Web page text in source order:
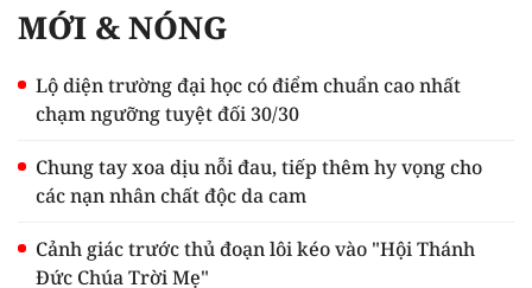
MỚI & NÓNG
Lộ diện trường đại học có điểm chuẩn cao nhất
chạm ngưỡng tuyệt đối 30/30
Chung tay xoa dịu nỗi đau, tiếp thêm hy vọng cho
các nạn nhân chất độc da cam
Cảnh giác trước thủ đoạn lôi kéo vào "Hội Thánh
Đức Chúa Trời Mẹ"